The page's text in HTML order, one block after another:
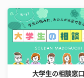
大学生の相談窓口